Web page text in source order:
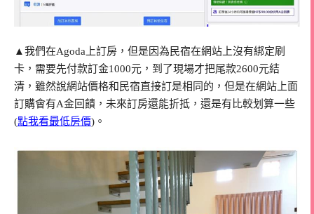
▲我們在Agoda上訂房，但是因為民宿在網站上沒有綁定刷
卡，需要先付款訂金1000元，到了現場才把尾款2600元結
清，雖然說網站價格和民宿直接訂是相同的，但是在網站上面
訂購會有A金回饋，未來訂房還能折抵，還是有比較划算一些
(點我看最低房價)。